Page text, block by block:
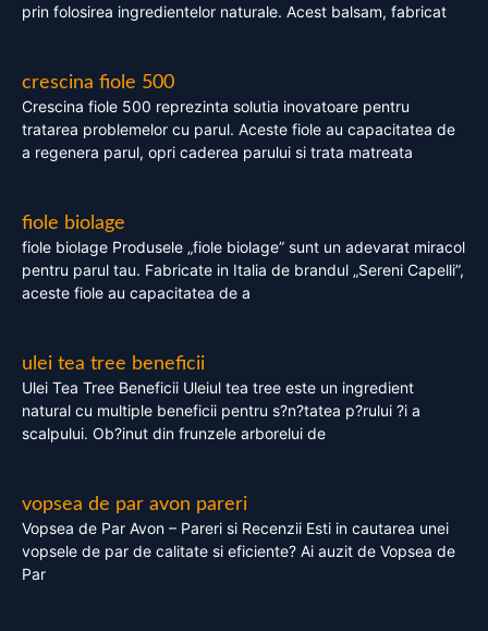
prin folosirea ingredientelor naturale. Acest balsam, fabricat
crescina fiole 500
Crescina fiole 500 reprezinta solutia inovatoare pentru
tratarea problemelor cu parul. Aceste fiole au capacitatea de
a regenera parul, opri caderea parului si trata matreata
fiole biolage
fiole biolage Produsele „fiole biolage” sunt un adevarat miracol
pentru parul tau. Fabricate in Italia de brandul „Sereni Capelli”,
aceste fiole au capacitatea de a
ulei tea tree beneficii
Ulei Tea Tree Beneficii Uleiul tea tree este un ingredient
natural cu multiple beneficii pentru s?n?tatea p?rului ?i a
scalpului. Ob?inut din frunzele arborelui de
vopsea de par avon pareri
Vopsea de Par Avon – Pareri si Recenzii Esti in cautarea unei
vopsele de par de calitate si eficiente? Ai auzit de Vopsea de
Par